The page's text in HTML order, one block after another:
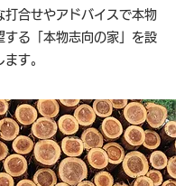
打合せやアドバイスで本物
する「本物志向の家」を設
す。